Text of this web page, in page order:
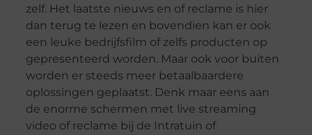
zelf. Het laatste nieuws en of reclame is hier
dan terug te lezen en bovendien kan er ook
een leuke bedrijfsfilm of zelfs producten op
gepresenteerd worden. Maar ook voor buiten
worden er steeds meer betaalbaardere
oplossingen geplaatst. Denk maar eens aan
de enorme schermen met live streaming
video of reclame bij de Intratuin of